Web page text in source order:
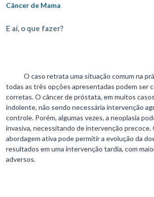
Câncer de Mama
E aí, o que fazer?
O caso retrata uma situação comum na
todas as três opções apresentadas podem ser
corretas. O câncer de próstata, em muitos
indolente, não sendo necessária intervenção
controle. Porém, algumas vezes, a neoplasia
invasiva, necessitando de intervenção precoce.
abordagem ativa pode permitir a evolução da
resultados em uma intervenção tardia, com
adversos.